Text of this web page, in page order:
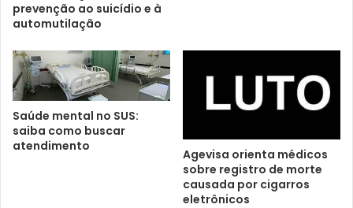
prevenção ao suicídio e à
automutilação
Saúde mental no SUS:
saiba como buscar
atendimento
Agevisa orienta médicos
sobre registro de morte
causada por cigarros
eletrônicos